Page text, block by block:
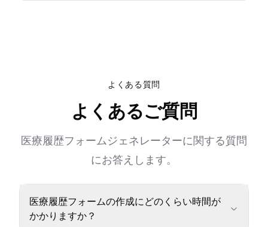
よくある質問
よくあるご質問
医療履歴フォームジェネレーターに関する質問
にお答えします。
医療履歴フォームの作成にどのくらい時間が
かかりますか？